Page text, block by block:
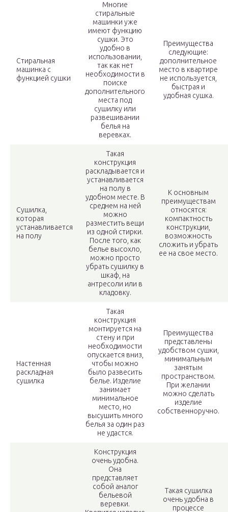
Стиральная
машинка с
функцией сушки
Многие
стиральные
машинки уже
имеют функцию
сушки. Это
удобно в
использовании,
так как нет
необходимости в
поиске
дополнительного
места под
сушилку или
развешивании
белья на
веревках.
Преимущества
следующие:
дополнительное
место в квартире
не используется,
быстрая и
удобная сушка.
Сушилка,
которая
устанавливается
на полу
Такая
конструкция
раскладывается и
устанавливается
на полу в
удобном месте. В
среднем на ней
можно
разместить вещи
из одной стирки.
После того, как
белье высохло,
можно просто
убрать сушилку в
шкаф, на
антресоли или в
кладовку.
К основным
преимуществам
относятся:
компактность
конструкции,
возможность
сложить и убрать
ее на свое место.
Настенная
раскладная
сушилка
Такая
конструкция
монтируется на
стену и при
необходимости
опускается вниз,
чтобы можно
было развесить
белье. Изделие
занимает
минимальное
место, но
высушить много
белья за один раз
не удастся.
Преимущества
представлены
удобством сушки,
минимальным
занятым
пространством.
При желании
можно сделать
изделие
собственноручно.
Конструкция
очень удобна.
Она
представляет
собой аналог
бельевой
веревки.
Такая сушилка
очень удобна в
процессе